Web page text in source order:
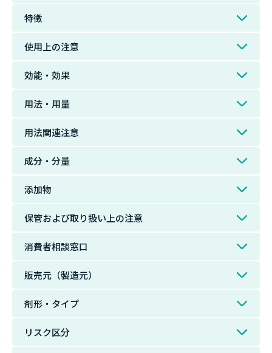
特徴
使用上の注意
効能・効果
用法・用量
用法関連注意
成分・分量
添加物
保管および取り扱い上の注意
消費者相談窓口
販売元（製造元）
剤形・タイプ
リスク区分